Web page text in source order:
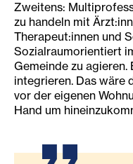
Zweitens:
zu handeln mit
Therapeut:innen und
Sozialraumorientiert
Gemeinde zu agieren.
integrieren. Das wäre
vor der eigenen
Hand um